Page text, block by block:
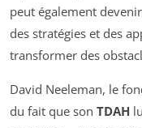
peut également
des stratégies et des
transformer des
David Neeleman, le
du fait que son TDAH